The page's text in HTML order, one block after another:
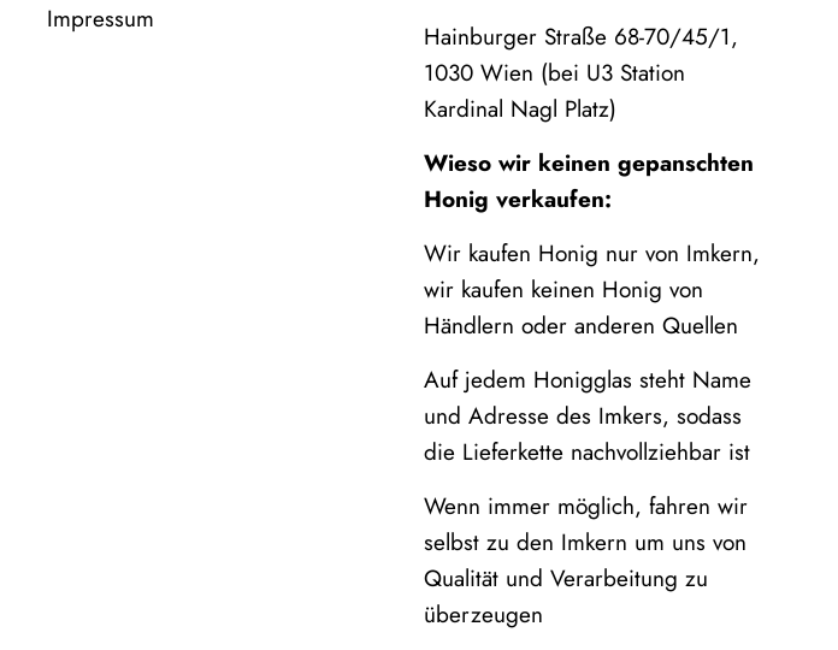
Impressum
Hainburger Straße 68-70/45/1,
1030 Wien (bei U3 Station
Kardinal Nagl Platz)
Wieso wir keinen gepanschten
Honig verkaufen:
Wir kaufen Honig nur von Imkern,
wir kaufen keinen Honig von
Händlern oder anderen Quellen
Auf jedem Honigglas steht Name
und Adresse des Imkers, sodass
die Lieferkette nachvollziehbar ist
Wenn immer möglich, fahren wir
selbst zu den Imkern um uns von
Qualität und Verarbeitung zu
überzeugen